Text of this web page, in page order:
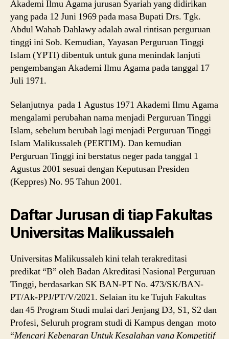
Akademi Ilmu Agama jurusan Syariah yang didirikan
yang pada 12 Juni 1969 pada masa Bupati Drs. Tgk.
Abdul Wahab Dahlawy adalah awal rintisan perguruan
tinggi ini Sob. Kemudian, Yayasan Perguruan Tinggi
Islam (YPTI) dibentuk untuk guna menindak lanjuti
pengembangan Akademi Ilmu Agama pada tanggal 17
Juli 1971.
Selanjutnya pada 1 Agustus 1971 Akademi Ilmu Agama
mengalami perubahan nama menjadi Perguruan Tinggi
Islam, sebelum berubah lagi menjadi Perguruan Tinggi
Islam Malikussaleh (PERTIM). Dan kemudian
Perguruan Tinggi ini berstatus neger pada tanggal 1
Agustus 2001 sesuai dengan Keputusan Presiden
(Keppres) No. 95 Tahun 2001.
Daftar Jurusan di tiap Fakultas
Universitas Malikussaleh
Universitas Malikussaleh kini telah terakreditasi
predikat “B” oleh Badan Akreditasi Nasional Perguruan
Tinggi, berdasarkan SK BAN-PT No. 473/SK/BAN-
PT/Ak-PPJ/PT/V/2021. Selaian itu ke Tujuh Fakultas
dan 45 Program Studi mulai dari Jenjang D3, S1, S2 dan
Profesi, Seluruh program studi di Kampus dengan moto
“Mencari Kebenaran Untuk Kesalahan yang Kompetitif